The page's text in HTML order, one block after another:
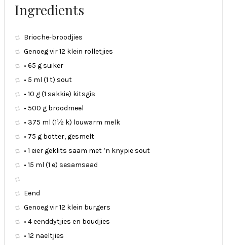
Ingredients
Brioche-broodjies
Genoeg vir 12 klein rolletjies
• 65 g suiker
• 5 ml (1 t) sout
• 10 g (1 sakkie) kitsgis
• 500 g broodmeel
• 375 ml (1½ k) louwarm melk
• 75 g botter, gesmelt
• 1 eier geklits saam met ’n knypie sout
• 15 ml (1 e) sesamsaad
Eend
Genoeg vir 12 klein burgers
• 4 eenddytjies en boudjies
• 12 naeltjies